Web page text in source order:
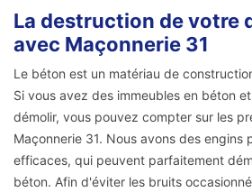
La destruction de votre
avec Maçonnerie 31
Le béton est un matériau de
Si vous avez des immeubles en béton
démolir, vous pouvez compter sur les
Maçonnerie 31. Nous avons des engins
efficaces, qui peuvent parfaitement
béton. Afin d'éviter les bruits